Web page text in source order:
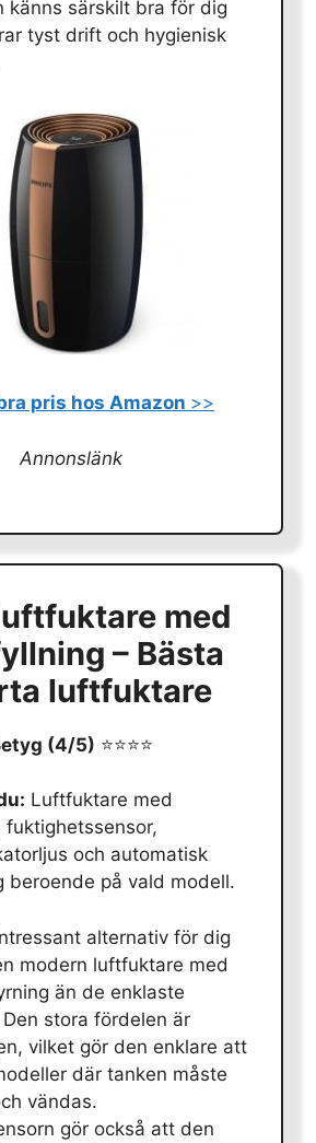
känns särskilt bra för dig
tyst drift och hygienisk
pris hos Amazon >>
Annonslänk
med
– Bästa
luftfuktare
(4/5) ⭐⭐⭐⭐
Luftfuktare med
och automatisk
beroende på vald modell.
alternativ för dig
modern luftfuktare med
än de enklaste
stora fördelen är
vilket gör den enklare att
där tanken måste
vändas.
gör också att den